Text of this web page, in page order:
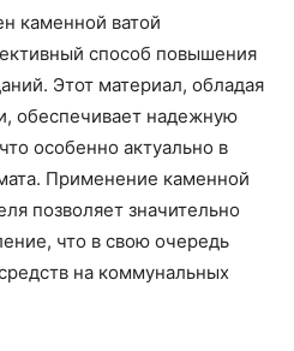
каменной ватой
способ повышения
Этот материал, обладая
обеспечивает надежную
особенно актуально в
Применение каменной
позволяет значительно
что в свою очередь
на коммунальных